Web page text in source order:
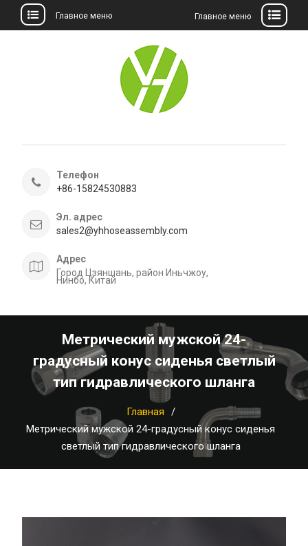
Главное меню Главное меню
Телефон
+86-15824530883
Эл. адрес
sales2@yhhoseassembly.com
Адрес
Город Цзяншань, район Иньчжоу,
Нинбо, Китай
Метрический мужской 24-
градусный конус сиденья светлый
тип гидравлического шланга
Главная
Метрический мужской 24-градусный конус сиденья
светлый тип гидравлического шланга